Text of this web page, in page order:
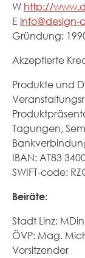
W http://
E info@design-
Gründung:
Akzeptierte
Produkte und
Tagungen,
IBAN: AT83
SWIFT-code:
Beiräte:
Stadt Linz:
ÖVP: Mag.
Vorsitzender